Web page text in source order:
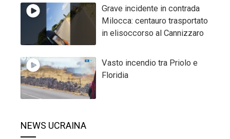
Grave incidente in contrada
Milocca: centauro trasportato
in elisoccorso al Cannizzaro
Vasto incendio tra Priolo e
Floridia
NEWS UCRAINA